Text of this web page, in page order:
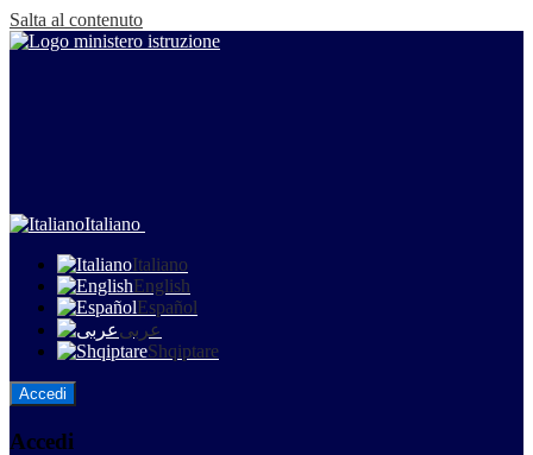
Salta al contenuto
Italiano
Italiano
English
Español
عربى
Shqiptare
Accedi
Accedi